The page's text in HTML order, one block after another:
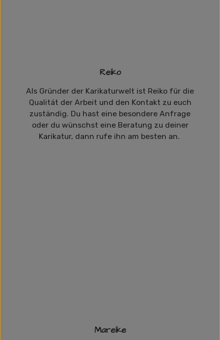
Reiko
Als Gründer der Karikaturwelt ist Reiko für die
Qualität der Arbeit und den Kontakt zu euch
zuständig. Du hast eine besondere Anfrage
oder du wünschst eine Beratung zu deiner
Karikatur, dann rufe ihn am besten an.
Mareike